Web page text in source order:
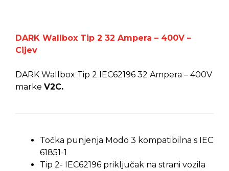
DARK Wallbox Tip 2 32 Ampera – 400V –
Cijev
DARK Wallbox Tip 2 IEC62196 32 Ampera – 400V
marke V2C.
Točka punjenja Modo 3 kompatibilna s IEC
61851-1
Tip 2- IEC62196 priključak na strani vozila